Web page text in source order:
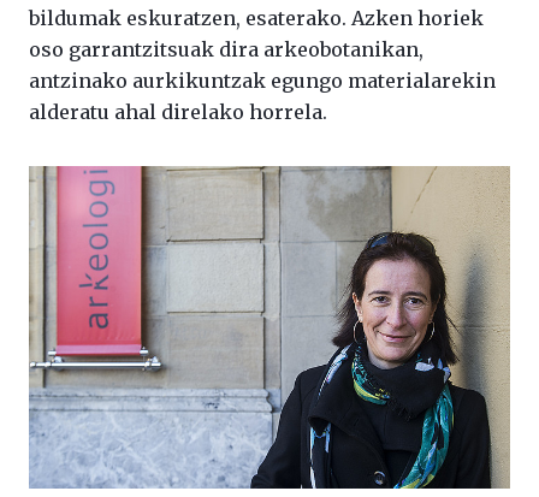
bildumak eskuratzen, esaterako. Azken horiek
oso garrantzitsuak dira arkeobotanikan,
antzinako aurkikuntzak egungo materialarekin
alderatu ahal direlako horrela.